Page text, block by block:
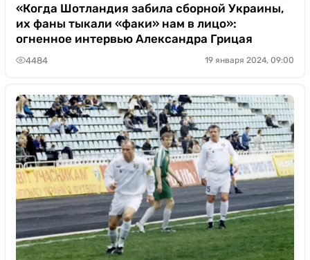
«Когда Шотландия забила сборной Украины,
их фаны тыкали «факи» нам в лицо»:
огненное интервью Александра Грицая
4484 19 января 2024, 09:00